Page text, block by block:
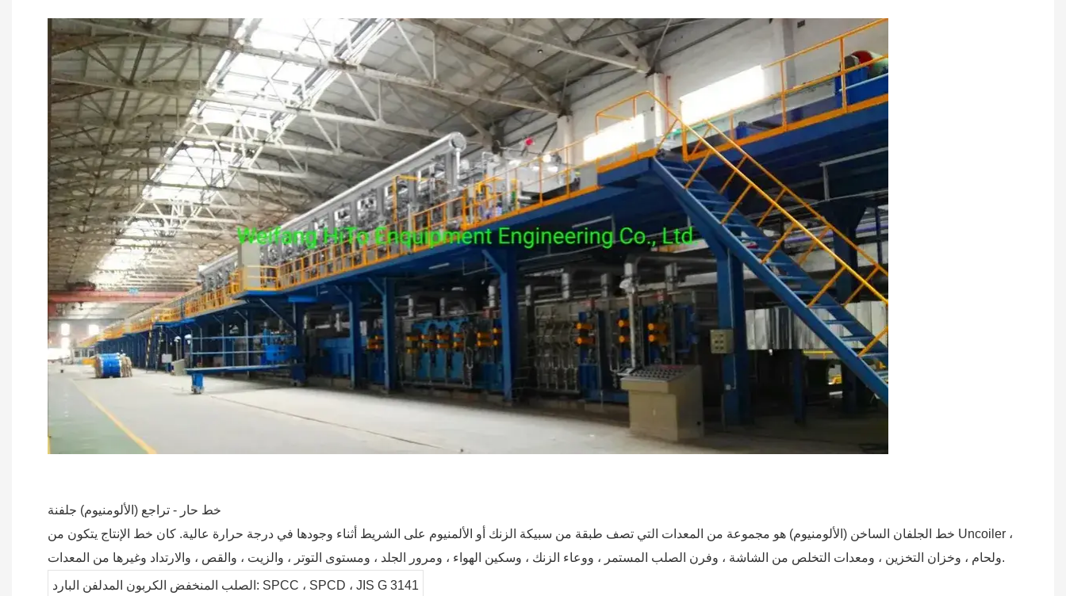
خط حار - تراجع (الألومنيوم) جلفنة
خط الجلفان الساخن (الألومنيوم) هو مجموعة من المعدات التي تصف طبقة من سبيكة الزنك أو الألمنيوم على الشريط أثناء وجودها في درجة حرارة عالية. كان خط الإنتاج يتكون من Uncoiler ،
ولحام ، وخزان التخزين ، ومعدات التخلص من الشاشة ، وفرن الصلب المستمر ، ووعاء الزنك ، وسكين الهواء ، ومرور الجلد ، ومستوى التوتر ، والزيت ، والقص ، والارتداد وغيرها من المعدات.
الصلب المنخفض الكربون المدلفن البارد: SPCC ، SPCD ، JIS G 3141